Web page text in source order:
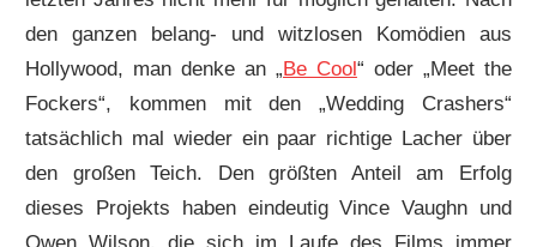
den ganzen belang- und witzlosen Komödien aus
Hollywood, man denke an „ Be Cool “ oder „Meet the
Fockers“, kommen mit den „Wedding Crashers“
tatsächlich mal wieder ein paar richtige Lacher über
den großen Teich. Den größten Anteil am Erfolg
dieses Projekts haben eindeutig Vince Vaughn und